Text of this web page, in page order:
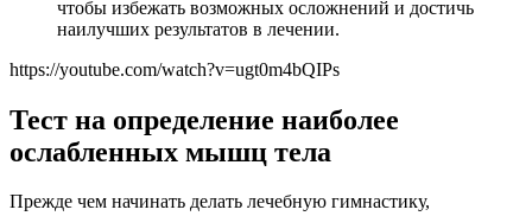
чтобы избежать возможных осложнений и достичь
наилучших результатов в лечении.
https://youtube.com/watch?v=ugt0m4bQIPs
Тест на определение наиболее
ослабленных мышц тела
Прежде чем начинать делать лечебную гимнастику,